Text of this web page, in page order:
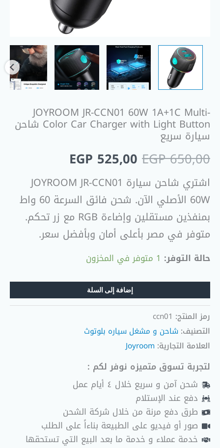
JOYROOM JR-CCN01 60W 1A+1C Multi-
Color Car Charger with Light Button شاحن
سيارة سريع
EGP650,00
EGP 525,00
اشتري شاحن سيارة JOYROOM JR-CCN01
60W الأصلي الآن. شحن فائق السرعة 60 واط
بمنفذين مستقلين وإضاءة RGB مع زر تحكم.
متوفر في مصر بأعلى أمان وبأفضل سعر.
حالة التوفر: 1 متوفر في المخزون
سريع
إضافة إلى السلة
رمز المنتج: ccn01
التصنيف: شاحن و مشغل سياره بلوتوث
العلامة التجارية: Joyroom
لتجربة تسوق متميزه نوفر لكم :
شحن آمن و سريع خلال ٤ أيام عمل
دفع عند الإستلام
طرق دفع مرنة من خلال شركة الشحن
صور أو فيديو على الطبيعة بناءاً على الطلب
خدمة عملاء و خدمة ما بعد البيع التي تستحقها